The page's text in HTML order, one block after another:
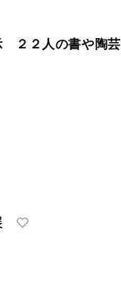
２２人の書や陶芸